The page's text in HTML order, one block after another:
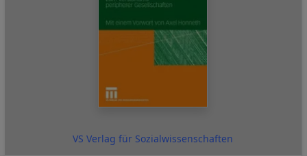
VS Verlag für Sozialwissenschaften